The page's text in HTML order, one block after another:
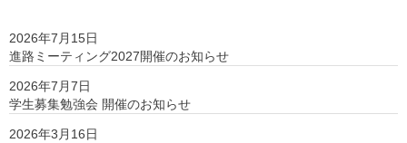
2026年7月15日
進路ミーティング2027開催のお知らせ
2026年7月7日
学生募集勉強会 開催のお知らせ
2026年3月16日